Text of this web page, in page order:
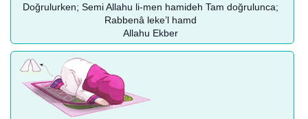
Doğrulurken; Semi Allahu li-men hamideh Tam doğrulunca;
Rabbenâ leke’l hamd
Allahu Ekber